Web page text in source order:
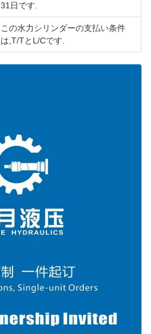
31日です.
この水力シリンダーの支払い条件
は,T/TとL/Cです.